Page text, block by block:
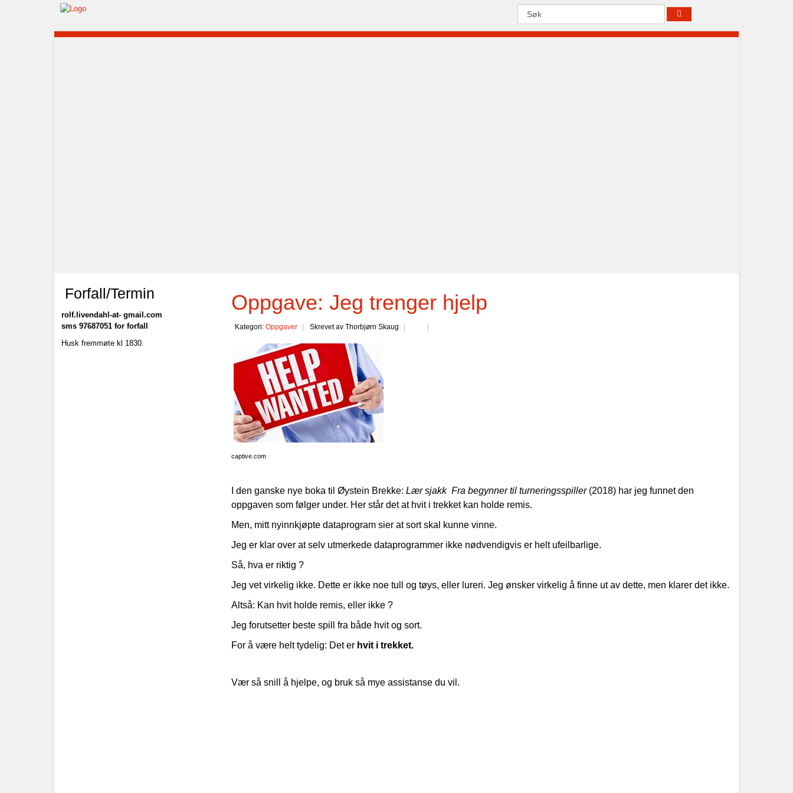
Forfall/Termin
rolf.livendahl-at- gmail.com
sms 97687051 for forfall
Husk fremmøte kl 1830.
Oppgave: Jeg trenger hjelp
Kategori: Oppgaver Skrevet av Thorbjørn Skaug
captive.com
I den ganske nye boka til Øystein Brekke: Lær sjakk Fra begynner til turneringsspiller (2018) har jeg funnet den
oppgaven som følger under. Her står det at hvit i trekket kan holde remis.
Men, mitt nyinnkjøpte dataprogram sier at sort skal kunne vinne.
Jeg er klar over at selv utmerkede dataprogrammer ikke nødvendigvis er helt ufeilbarlige.
Så, hva er riktig ?
Jeg vet virkelig ikke. Dette er ikke noe tull og tøys, eller lureri. Jeg ønsker virkelig å finne ut av dette, men klarer det ikke.
Altså: Kan hvit holde remis, eller ikke ?
Jeg forutsetter beste spill fra både hvit og sort.
For å være helt tydelig: Det er hvit i trekket.
Vær så snill å hjelpe, og bruk så mye assistanse du vil.